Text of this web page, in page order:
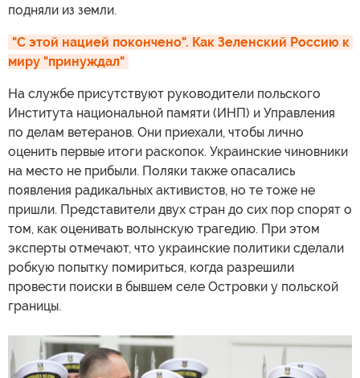
подняли из земли.
"С этой нацией покончено". Как Зеленский Россию к
миру "принуждал"
На службе присутствуют руководители польского
Института национальной памяти (ИНП) и Управления
по делам ветеранов. Они приехали, чтобы лично
оценить первые итоги раскопок. Украинские чиновники
на место не прибыли. Поляки также опасались
появления радикальных активистов, но те тоже не
пришли. Представители двух стран до сих пор спорят о
том, как оценивать волынскую трагедию. При этом
эксперты отмечают, что украинские политики сделали
робкую попытку помириться, когда разрешили
провести поиски в бывшем селе Островки у польской
границы.